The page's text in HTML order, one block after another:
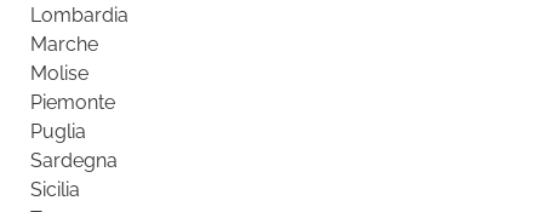
Lombardia
Marche
Molise
Piemonte
Puglia
Sardegna
Sicilia